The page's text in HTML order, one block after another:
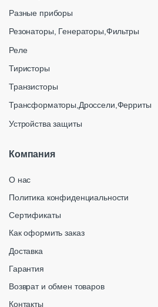
Разные приборы
Резонаторы, Генераторы,Фильтры
Реле
Тиристоры
Транзисторы
Трансформаторы,Дроссели,Ферриты
Устройства защиты
Компания
О нас
Политика конфиденциальности
Сертификаты
Как оформить заказ
Доставка
Гарантия
Возврат и обмен товаров
Контакты